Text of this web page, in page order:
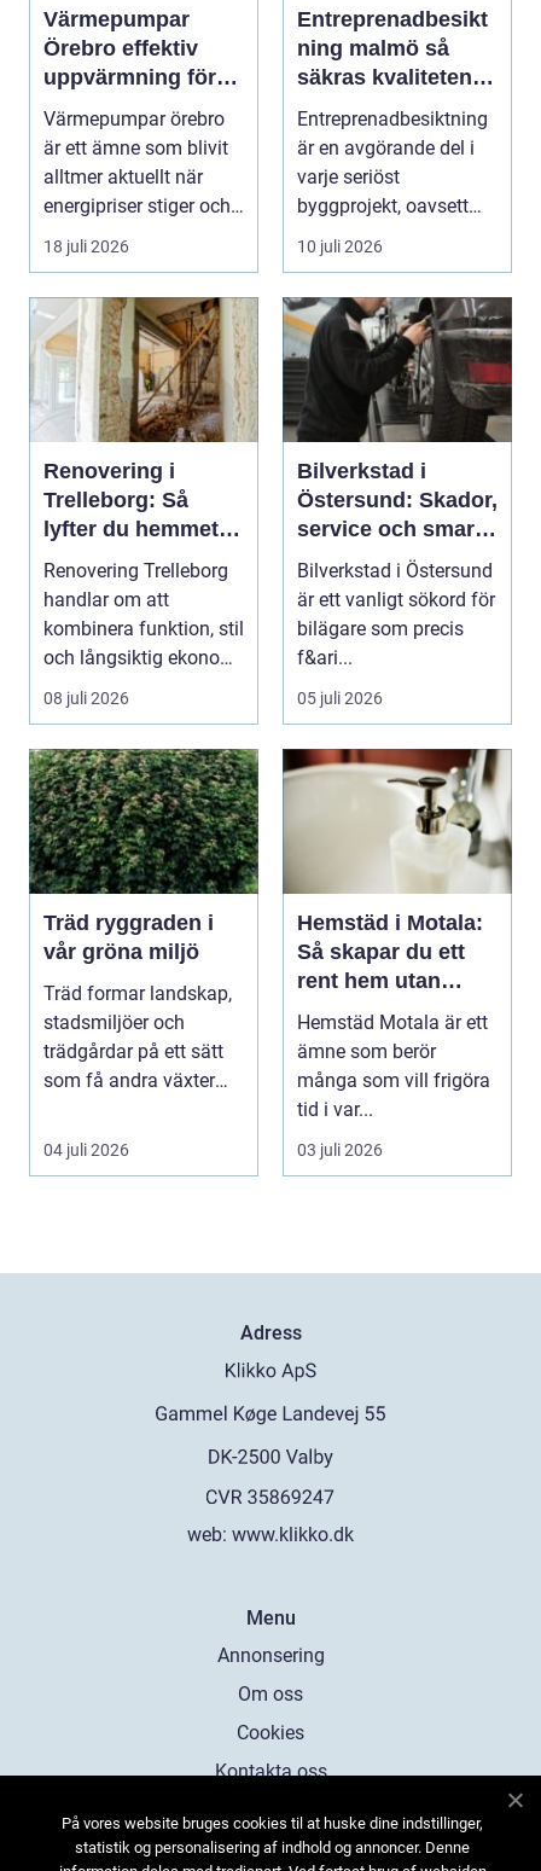
Värmepumpar
Örebro effektiv
uppvärmning för
hus och fastigheter
Värmepumpar örebro
är ett ämne som blivit
alltmer aktuellt när
energipriser stiger och
fler vill sän...
18 juli 2026
Entreprenadbesikt
ning malmö så
säkras kvaliteten i
byggprojekt
Entreprenadbesiktning
är en avgörande del i
varje seriöst
byggprojekt, oavsett
om det handlar om en
10 juli 2026
Renovering i
Trelleborg: Så
lyfter du hemmet
på ett smart sätt
Renovering Trelleborg
handlar om att
kombinera funktion, stil
och långsiktig ekonomi
i samma p...
08 juli 2026
Bilverkstad i
Östersund: Skador,
service och smarta
val för din bil
Bilverkstad i Östersund
är ett vanligt sökord för
bilägare som precis
f&ari...
05 juli 2026
Träd ryggraden i
vår gröna miljö
Träd formar landskap,
stadsmiljöer och
trädgårdar på ett sätt
som få andra växter
04 juli 2026
Hemstäd i Motala:
Så skapar du ett
rent hem utan
stress
Hemstäd Motala är ett
ämne som berör
många som vill frigöra
tid i var...
03 juli 2026
Adress
web: www.klikko.dk
Menu
Annonsering
Om oss
Cookies
Kontakta oss
På vores website bruges cookies til at huske dine indstillinger,
statistik og personalisering af indhold og annoncer. Denne